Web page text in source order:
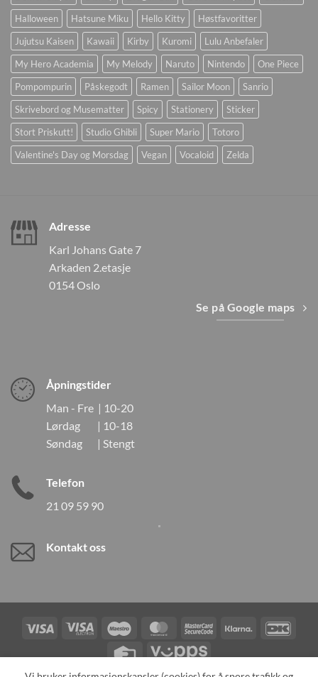
Halloween
Hatsune Miku Hello Kitty
Høstfavoritter
Jujutsu Kaisen
Kawaii Kirby Kuromi
Lulu Anbefaler
My Hero Academia
My Melody Naruto Nintendo
One Piece
Pompompurin
Påskegodt Ramen Sailor Moon
Sanrio
Skrivebord og Musematter
Spicy Stationery
Sticker
Stort Priskutt!
Studio Ghibli Super Mario
Totoro
Valentine's Day og Morsdag
Vegan Vocaloid Zelda
Adresse
Karl Johans Gate 7
Arkaden 2.etasje
0154 Oslo
Se på Google maps
Åpningstider
Man - Fre | 10-20
Lørdag | 10-18
Søndag | Stengt
Telefon
21 09 59 90
Kontakt oss
Visa
Visa
Maestro MasterCardMasterCardKlarna
Credit
Vipps